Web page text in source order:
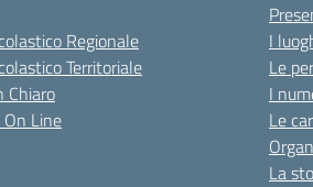
Regionale
Territoriale
Chiaro
On Line
I
Le
I
Le
La